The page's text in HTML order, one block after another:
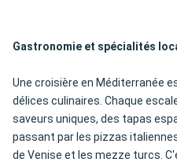
Gastronomie et spécialités
Une croisière en Méditerranée
délices culinaires. Chaque
saveurs uniques, des tapas
passant par les pizzas
de Venise et les mezze turcs.